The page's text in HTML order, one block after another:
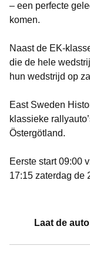
– een perfecte
komen.
Naast de EK-
die de hele
hun wedstrijd op
East Sweden
klassieke
Östergötland.
Eerste start 09:00
17:15 zaterdag de
Laat de